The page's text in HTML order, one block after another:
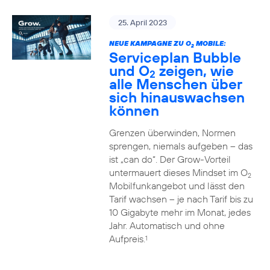
25. April 2023
NEUE KAMPAGNE ZU O2MOBILE:
Serviceplan Bubble
und O2 zeigen, wie
alle Menschen über
sich hinauswachsen
können
Grenzen überwinden, Normen
sprengen, niemals aufgeben – das
ist „can do“. Der Grow-Vorteil
untermauert dieses Mindset im O2
Mobilfunkangebot und lässt den
Tarif wachsen – je nach Tarif bis zu
10 Gigabyte mehr im Monat, jedes
Jahr. Automatisch und ohne
Aufpreis.1